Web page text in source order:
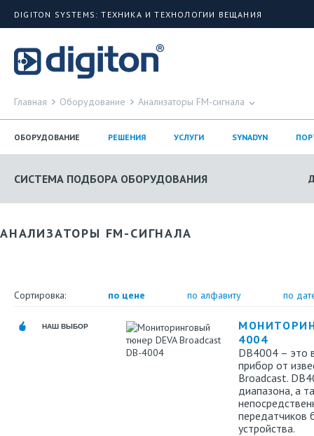
DIGITON SYSTEMS: ТЕХНИКА И ТЕХНОЛОГИИ ВЕЩАНИЯ
Главная Оборудование Анализаторы FM-сигнала
ОБОРУДОВАНИЕ РЕШЕНИЯ УСЛУГИ SYNADYN
СИСТЕМА ПОДБОРА ОБОРУДОВАНИЯ
АНАЛИЗАТОРЫ FM-СИГНАЛА
Сортировка: по цене по алфавиту по
НАШ ВЫБОР
4004
DB4004 – это
прибор от
Broadcast.
диапазона, а
передатчиков
устройства.